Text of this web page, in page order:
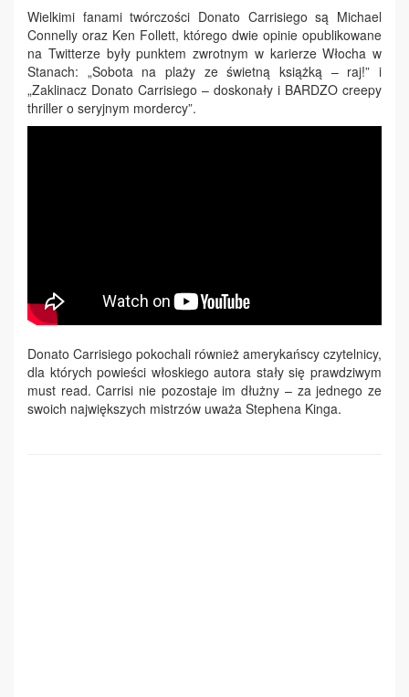
Wielkimi fanami twórczości Donato Carrisiego są Michael
Connelly oraz Ken Follett, którego dwie opinie opublikowane
na Twitterze były punktem zwrotnym w karierze Włocha w
Stanach: „Sobota na plaży ze świetną książką – raj!” i
„Zaklinacz Donato Carrisiego – doskonały i BARDZO creepy
thriller o seryjnym mordercy”.
Donato Carrisiego pokochali również amerykańscy czytelnicy,
dla których powieści włoskiego autora stały się prawdziwym
must read. Carrisi nie pozostaje im dłużny – za jednego ze
swoich największych mistrzów uważa Stephena Kinga.